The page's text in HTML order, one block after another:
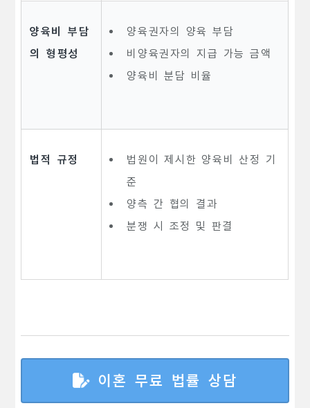
양육비 부담
의 형평성
양육권자의 양육 부담
비양육권자의 지급 가능 금액
양육비 분담 비율
법적 규정
법원이 제시한 양육비 산정 기
준
양측 간 협의 결과
분쟁 시 조정 및 판결
이혼 무료 법률 상담